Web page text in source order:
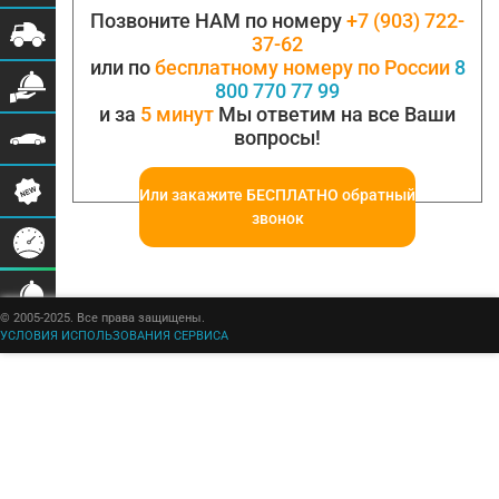
Позвоните НАМ по номеру+7 (903) 722-
37-62
или побесплатному номеру по России 8
800 770 77 99
и за 5 минут Мы ответим на все Ваши
вопросы!
Или закажите БЕСПЛАТНО обратный
звонок
© 2005-2025. Все права защищены.
УСЛОВИЯ ИСПОЛЬЗОВАНИЯ СЕРВИСА